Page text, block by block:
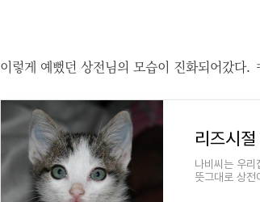
이렇게 예뻤던 상전님의 모습이 진화되어갔다.
리즈시
나비씨는 우
뜻그대로 상전